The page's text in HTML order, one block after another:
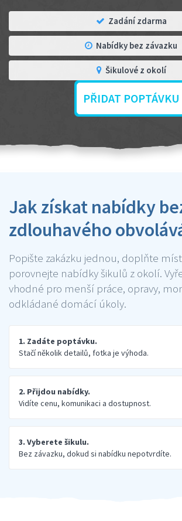
Zadání zdarma
Nabídky bez závazku
Šikulové z okolí
PŘIDAT POPTÁVKU
Jak získat nabídky
zdlouhavého
Popište zakázku jednou, doplňte
porovnejte nabídky šikulů z okolí.
vhodné pro menší práce, opravy,
odkládané domácí úkoly.
1. Zadáte poptávku.
Stačí několik detailů, fotka je výhoda.
2. Přijdou nabídky.
Vidíte cenu, komunikaci a dostupnost.
3. Vyberete šikulu.
Bez závazku, dokud si nabídku nepotvrdíte.